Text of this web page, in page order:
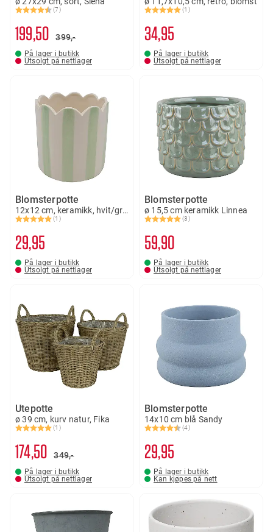
Karakter:
(7)
4.3 av 5 mulige
19950 399,-
På lager i butikk
Utsolgt på nettlager
Karakter:
(1)
5.0 av 5 mulige
3495
På lager i butikk
Utsolgt på nettlager
Blomsterpotte
12x12 cm, keramikk, hvit/grønn, stripe
Karakter:
(1)
5.0 av 5 mulige
29 95
På lager i butikk
Utsolgt på nettlager
Blomsterpotte
ø 15,5 cm keramikk Linnea
Karakter:
(3)
5.0 av 5 mulige
59 90
På lager i butikk
Utsolgt på nettlager
Utepotte
ø 39 cm, kurv natur, Fika
Karakter:
(1)
5.0 av 5 mulige
17450 349,-
På lager i butikk
Utsolgt på nettlager
Blomsterpotte
14x10 cm blå Sandy
Karakter:
(4)
4.5 av 5 mulige
29 95
På lager i butikk
Kan kjøpes på nett